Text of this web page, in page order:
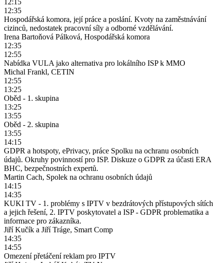
12:35
Hospodářská komora, její práce a poslání. Kvoty na zaměstnávání
cizinců, nedostatek pracovní síly a odborné vzdělávání.
Irena Bartoňová Pálková, Hospodářská komora
12:35
12:55
Nabídka VULA jako alternativa pro lokálního ISP k MMO
Michal Frankl, CETIN
12:55
13:25
Oběd - 1. skupina
13:25
13:55
Oběd - 2. skupina
13:55
14:15
GDPR a hotspoty, ePrivacy, práce Spolku na ochranu osobních
údajů. Okruhy povinností pro ISP. Diskuze o GDPR za účasti ERA
BHC, bezpečnostních expertů.
Martin Cach, Spolek na ochranu osobních údajů
14:15
14:35
KUKI TV - 1. problémy s IPTV v bezdrátových přístupových sítích
a jejich řešení, 2. IPTV poskytovatel a ISP - GDPR problematika a
informace pro zákazníka.
Jiří Kučík a Jiří Tráge, Smart Comp
14:35
14:55
Omezení přetáčení reklam pro IPTV